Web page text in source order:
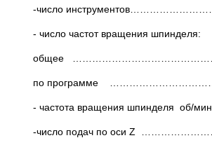
-число
- число частот вращения шпинделя:
общее
по программе
- частота вращения шпинделя
-число подач по оси Z